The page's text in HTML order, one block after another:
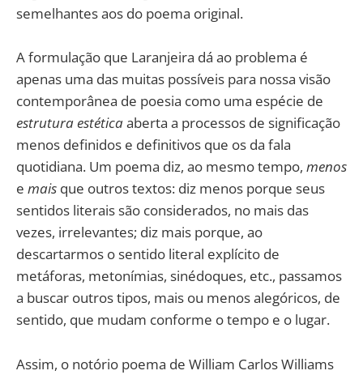
semelhantes aos do poema original.
A formulação que Laranjeira dá ao problema é
apenas uma das muitas possíveis para nossa visão
contemporânea de poesia como uma espécie de
estrutura estéticaaberta a processos de significação
menos definidos e definitivos que os da fala
quotidiana. Um poema diz, ao mesmo tempo, menos
e mais que outros textos: diz menos porque seus
sentidos literais são considerados, no mais das
vezes, irrelevantes; diz mais porque, ao
descartarmos o sentido literal explícito de
metáforas, metonímias, sinédoques, etc., passamos
a buscar outros tipos, mais ou menos alegóricos, de
sentido, que mudam conforme o tempo e o lugar.
Assim, o notório poema de William Carlos Williams